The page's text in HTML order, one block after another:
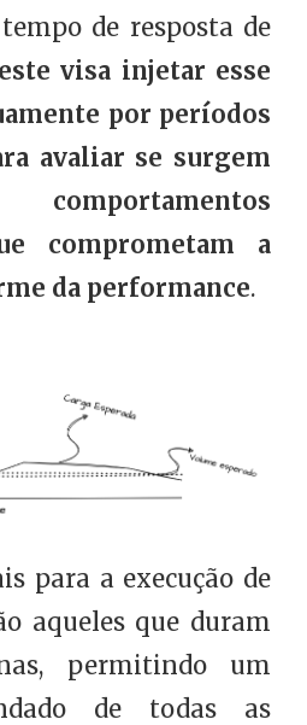
de resposta de
visa injetar esse
por períodos
avaliar se surgem
comprometam a
da performance.
para a execução de
aqueles que duram
permitindo um
de todas as